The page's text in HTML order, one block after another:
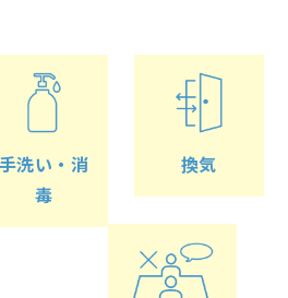
手洗い・消
毒
換気